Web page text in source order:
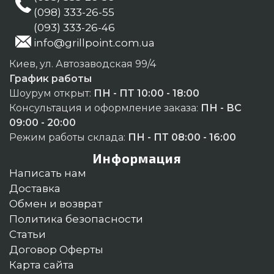
(098) 333-26-55
(093) 333-26-46
info@grillpoint.com.ua
Киев, ул. Автозаводская 99/4
График работы
Шоурум открыт: ПН - ПТ 10:00 - 18:00
Консультация и оформление заказа: ПН - ВС
09:00 - 20:00
Режим работы склада: ПН - ПТ 08:00 - 16:00
Информация
Написать нам
Доставка
Обмен и возврат
Политика безопасности
Статьи
Договор Оферты
Карта сайта